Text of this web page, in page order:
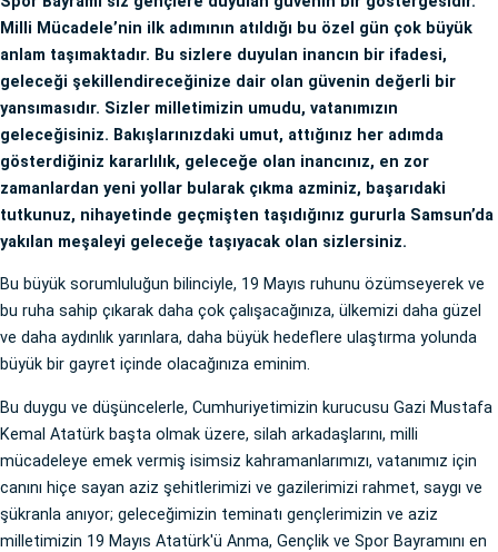
Milli Mücadele’nin ilk adımının atıldığı bu özel gün çok büyük
anlam taşımaktadır. Bu sizlere duyulan inancın bir ifadesi,
geleceği şekillendireceğinize dair olan güvenin değerli bir
yansımasıdır. Sizler milletimizin umudu, vatanımızın
geleceğisiniz. Bakışlarınızdaki umut, attığınız her adımda
gösterdiğiniz kararlılık, geleceğe olan inancınız, en zor
zamanlardan yeni yollar bularak çıkma azminiz, başarıdaki
tutkunuz, nihayetinde geçmişten taşıdığınız gururla Samsun’da
yakılan meşaleyi geleceğe taşıyacak olan sizlersiniz.
Bu büyük sorumluluğun bilinciyle, 19 Mayıs ruhunu özümseyerek ve
bu ruha sahip çıkarak daha çok çalışacağınıza, ülkemizi daha güzel
ve daha aydınlık yarınlara, daha büyük hedeflere ulaştırma yolunda
büyük bir gayret içinde olacağınıza eminim.
Bu duygu ve düşüncelerle, Cumhuriyetimizin kurucusu Gazi Mustafa
Kemal Atatürk başta olmak üzere, silah arkadaşlarını, milli
mücadeleye emek vermiş isimsiz kahramanlarımızı, vatanımız için
canını hiçe sayan aziz şehitlerimizi ve gazilerimizi rahmet, saygı ve
şükranla anıyor; geleceğimizin teminatı gençlerimizin ve aziz
milletimizin 19 Mayıs Atatürk'ü Anma, Gençlik ve Spor Bayramını en